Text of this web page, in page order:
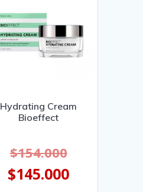
Hydrating Cream
Bioeffect
$154.000
$145.000